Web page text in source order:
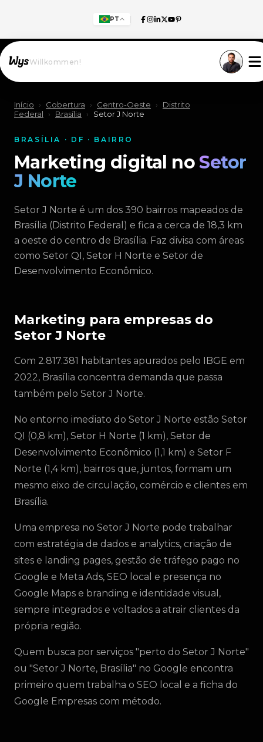
PT
Willkommen!
Início › Cobertura › Centro-Oeste ›
Distrito
Federal
› Brasília › Setor J Norte
BRASÍLIA · DF · BAIRRO
Marketing digital noSetor
J Norte
Setor J Norte é um dos 390 bairros mapeados de
Brasília (Distrito Federal) e fica a cerca de 18,3 km
a oeste do centro de Brasília. Faz divisa com áreas
como Setor QI, Setor H Norte e Setor de
Desenvolvimento Econômico.
Marketing para empresas do
Setor J Norte
Com 2.817.381 habitantes apurados pelo IBGE em
2022, Brasília concentra demanda que passa
também pelo Setor J Norte.
No entorno imediato do Setor J Norte estão Setor
QI (0,8 km), Setor H Norte (1 km), Setor de
Desenvolvimento Econômico (1,1 km) e Setor F
Norte (1,4 km), bairros que, juntos, formam um
mesmo eixo de circulação, comércio e clientes em
Brasília.
Uma empresa no Setor J Norte pode trabalhar
com estratégia de dados e analytics, criação de
sites e landing pages, gestão de tráfego pago no
Google e Meta Ads, SEO local e presença no
Google Maps e branding e identidade visual,
sempre integrados e voltados a atrair clientes da
própria região.
Quem busca por serviços "perto do Setor J Norte"
ou "Setor J Norte, Brasília" no Google encontra
primeiro quem trabalha o SEO local e a ficha do
Google Empresas com método.